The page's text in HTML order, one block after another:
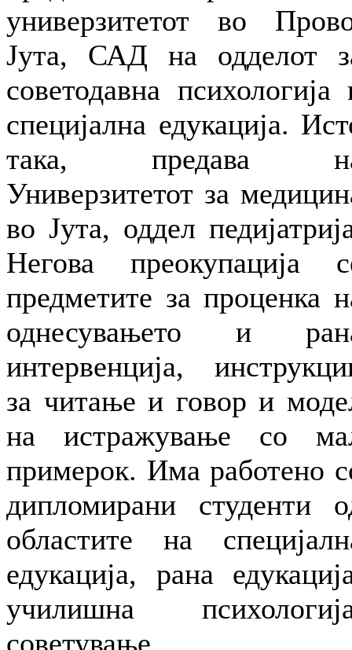
универзитетот во
Јута, САД на одделот
советодавна психологија
специјална едукација.
така, предава
Универзитетот за
во Јута, оддел
Негова преокупација
предметите за проценка
однесувањето и
интервенција,
за читање и говор и
на истражување со
примерок. Има работено
дипломирани студенти
областите на
едукација, рана
училишна
советување,